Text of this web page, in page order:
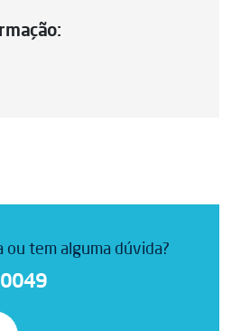
ou tem alguma dúvida?